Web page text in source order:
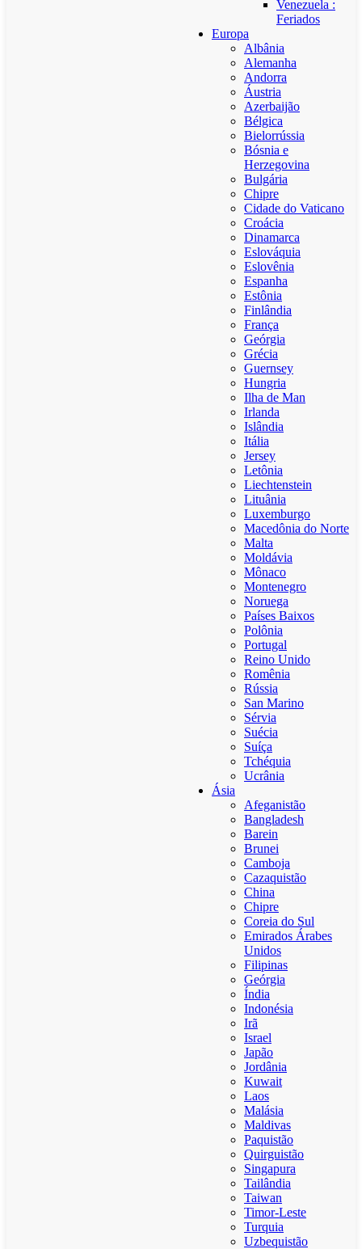
Venezuela :
Feriados
Europa
Albânia
Alemanha
Andorra
Áustria
Azerbaijão
Bélgica
Bielorrússia
Bósnia e
Herzegovina
Bulgária
Chipre
Cidade do Vaticano
Croácia
Dinamarca
Eslováquia
Eslovênia
Espanha
Estônia
Finlândia
França
Geórgia
Grécia
Guernsey
Hungria
Ilha de Man
Irlanda
Islândia
Itália
Jersey
Letônia
Liechtenstein
Lituânia
Luxemburgo
Macedônia do Norte
Malta
Moldávia
Mônaco
Montenegro
Noruega
Países Baixos
Polônia
Portugal
Reino Unido
Romênia
Rússia
San Marino
Sérvia
Suécia
Suíça
Tchéquia
Ucrânia
Ásia
Afeganistão
Bangladesh
Barein
Brunei
Camboja
Cazaquistão
China
Chipre
Coreia do Sul
Emirados Árabes
Unidos
Filipinas
Geórgia
Índia
Indonésia
Irã
Israel
Japão
Jordânia
Kuwait
Laos
Malásia
Maldivas
Paquistão
Quirguistão
Singapura
Tailândia
Taiwan
Timor-Leste
Turquia
Uzbequistão